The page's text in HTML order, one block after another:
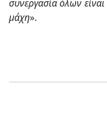
συνεργασία όλων
μάχη».